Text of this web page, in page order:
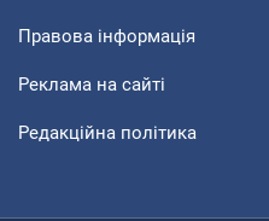
Правова інформація
Реклама на сайті
Редакційна політика